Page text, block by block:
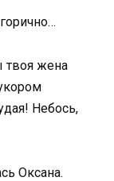
твоя жена
Небось,
Оксана.